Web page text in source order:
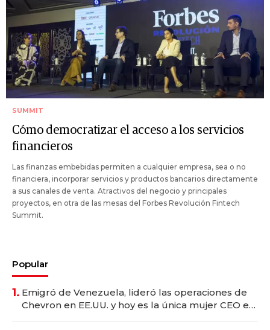
SUMMIT
Cómo democratizar el acceso a los servicios
financieros
Las finanzas embebidas permiten a cualquier empresa, sea o no
financiera, incorporar servicios y productos bancarios directamente
a sus canales de venta. Atractivos del negocio y principales
proyectos, en otra de las mesas del Forbes Revolución Fintech
Summit.
Popular
1. Emigró de Venezuela, lideró las operaciones de
Chevron en EE.UU. y hoy es la única mujer CEO en